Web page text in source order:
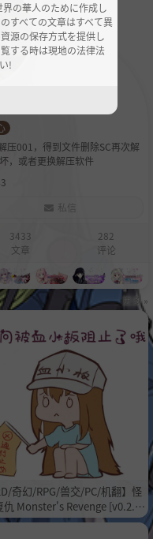
压001，得到文件删除SC再次解
，或者更换解压软件
私信
3433
文章
282
评论
更多 »
奇幻/RPG/兽交/PC/机翻】怪
仇 Monster's Revenge [v0.2.5]
【1.22G/百度/夸克】
の華人のために作成し
すべての文章はすべて異
源の保存方式を提供し
する時は現地の法律法
!